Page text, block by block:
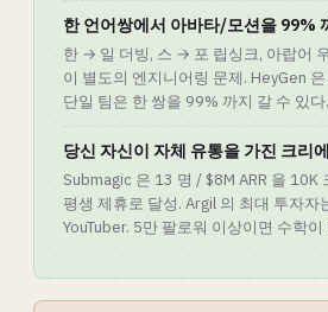
한 언어쌍에서 아바타/모션을 99%
한 → 일 더빙, 스 → 포 립싱크, 아랍어
이 별도의 엔지니어링 문제. HeyGen
단일 팀은 한 쌍을 99% 까지 갈 수 있다.
당신 자신이 자체 유통을 가진 크리
Submagic 은 13 명 / $8M ARR 을 10K
평생 제휴로 달성. Argil 의 최대 투자자
YouTuber. 5만 팔로워 이상이면 수학이